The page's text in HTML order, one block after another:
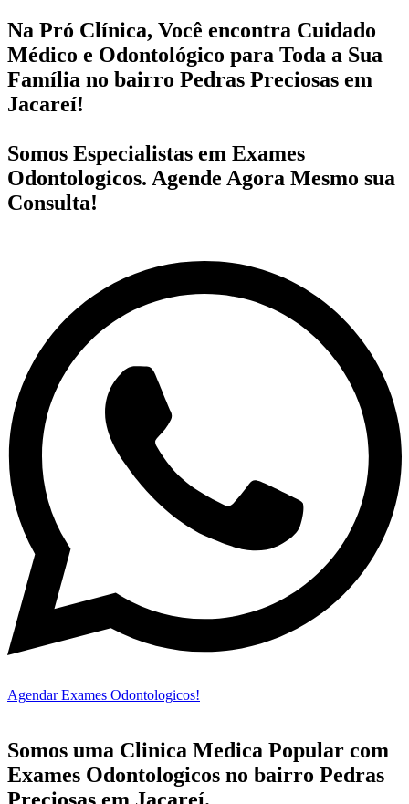
Na Pró Clínica, Você encontra Cuidado
Médico e Odontológico para Toda a Sua
Família no bairro Pedras Preciosas em
Jacareí!
Somos Especialistas em Exames
Odontologicos. Agende Agora Mesmo sua
Consulta!
Agendar Exames Odontologicos!
Somos uma Clinica Medica Popular com
Exames Odontologicos no bairro Pedras